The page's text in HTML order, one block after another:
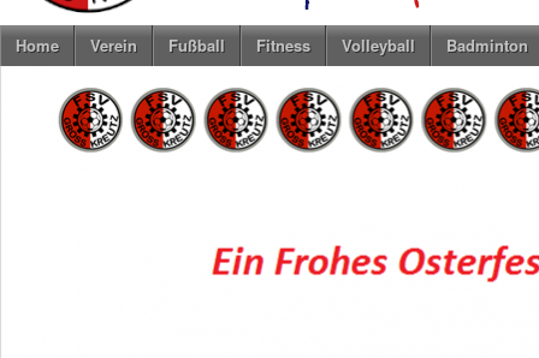
Home Verein Fußball Fitness Volleyball Badminton